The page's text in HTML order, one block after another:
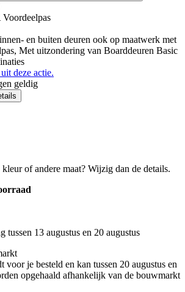
en buiten deuren ook op maatwerk met
Met uitzondering van Boarddeuren Basic
deze actie.
geldig
of andere maat? Wijzig dan de details.
tussen 13 augustus en 20 augustus
je besteld en kan tussen 20 augustus en
opgehaald afhankelijk van de bouwmarkt